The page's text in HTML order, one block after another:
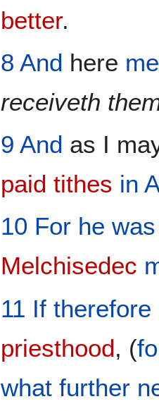
better.
8 And here
receiveth
9 And as I
paid tithes in
10 For he was
Melchisedec
11 If therefore
priesthood, (
what further